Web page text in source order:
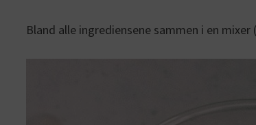
Bland alle ingrediensene sammen i en